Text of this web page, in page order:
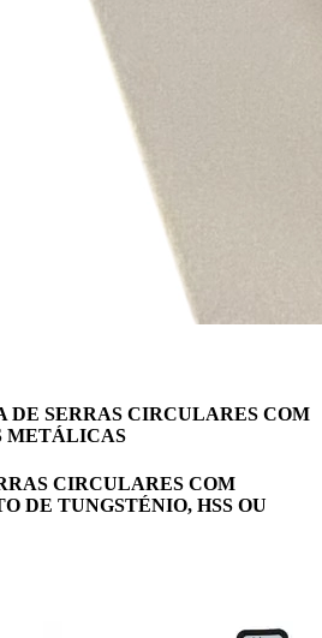
DE SERRAS CIRCULARES COM
METÁLICAS
CIRCULARES COM
DE TUNGSTÉNIO, HSS OU